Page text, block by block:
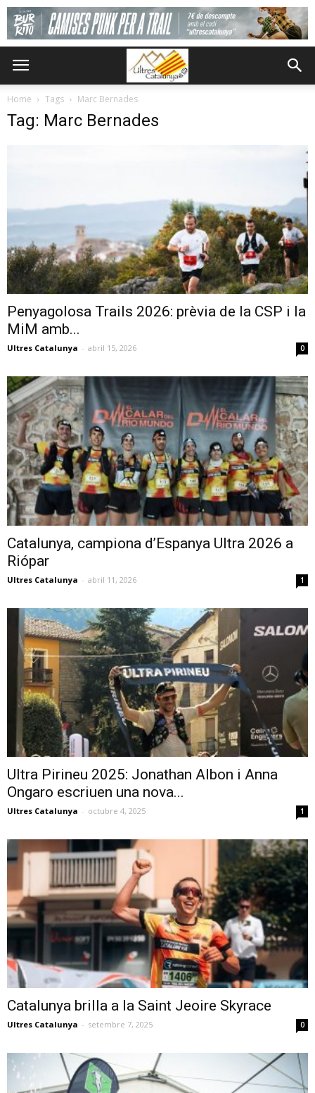
Home Tags Marc Bernades
Tag: Marc Bernades
Penyagolosa Trails 2026: prèvia de la CSP i la
MiM amb...
Ultres Catalunya - abril 15, 2026 0
Catalunya, campiona d’Espanya Ultra 2026 a
Riópar
Ultres Catalunya - abril 11, 2026 1
Ultra Pirineu 2025: Jonathan Albon i Anna
Ongaro escriuen una nova...
Ultres Catalunya - octubre 4, 2025 1
Catalunya brilla a la Saint Jeoire Skyrace
Ultres Catalunya - setembre 7, 2025 0